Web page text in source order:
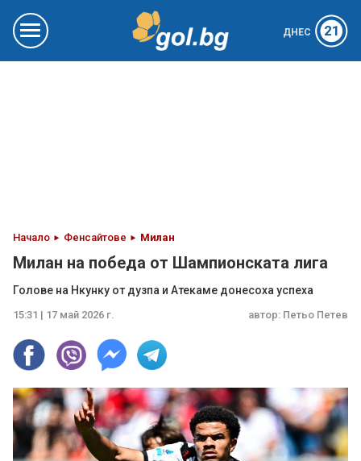
ДНЕС 21
Начало Фенсайтове Милан
Милан на победа от Шампионската лига
Голове на Нкунку от дузпа и Атекаме донесоха успеха
15:31 | 17 май 2026 г. автор: Петьо Петев